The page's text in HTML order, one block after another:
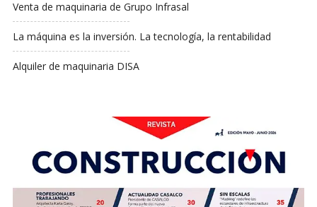
Venta de maquinaria de Grupo Infrasal
La máquina es la inversión. La tecnología, la rentabilidad
Alquiler de maquinaria DISA